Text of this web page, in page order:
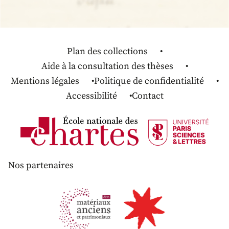
Plan des collections
Aide à la consultation des thèses
Mentions légales
Politique de confidentialité
Accessibilité
Contact
Nos partenaires